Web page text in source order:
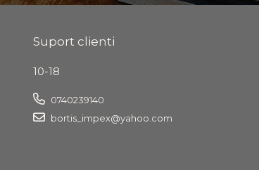
Suport clienti
10-18
0740239140
bortis_impex@yahoo.com